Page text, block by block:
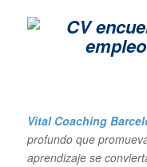
Vital Coaching
profundo que
aprendizaje se